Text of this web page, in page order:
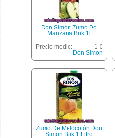
Don Simón Zumo De
Manzana Brik 1l
Precio medio:
1 €
Don Simon
Zumo De Melocotón Don
Simon Brik 1 Litro